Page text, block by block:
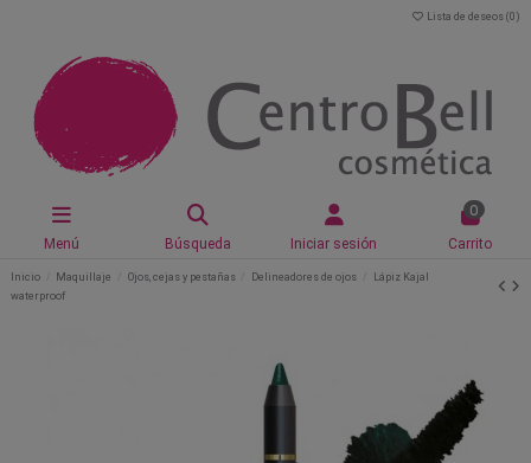
Lista de deseos (0 )
Menú Búsqueda Iniciar sesión
0
Carrito
Inicio Maquillaje Ojos, cejas y pestañas Delineadores de ojos
Lápiz Kajal
waterproof